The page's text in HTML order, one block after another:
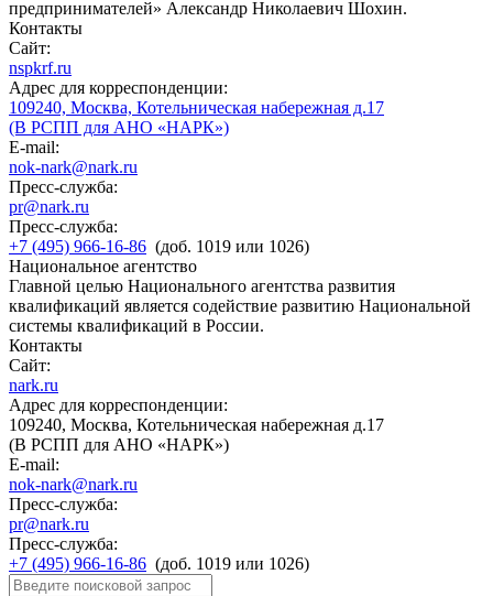
предпринимателей» Александр Николаевич Шохин.
Контакты
Сайт:
nspkrf.ru
Адрес для корреспонденции:
109240, Москва, Котельническая набережная д.17
(В РСПП для АНО «НАРК»)
E-mail:
nok-nark@nark.ru
Пресс-служба:
pr@nark.ru
Пресс-служба:
+7 (495) 966-16-86 (доб. 1019 или 1026)
Национальное агентство
Главной целью Национального агентства развития
квалификаций является содействие развитию Национальной
системы квалификаций в России.
Контакты
Сайт:
nark.ru
Адрес для корреспонденции:
109240, Москва, Котельническая набережная д.17
(В РСПП для АНО «НАРК»)
E-mail:
nok-nark@nark.ru
Пресс-служба:
pr@nark.ru
Пресс-служба:
+7 (495) 966-16-86 (доб. 1019 или 1026)